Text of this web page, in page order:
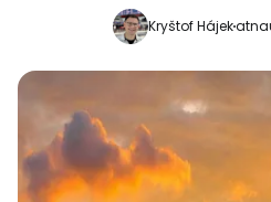
Kryštof Hájek
Tęsti su
Tęsti el.